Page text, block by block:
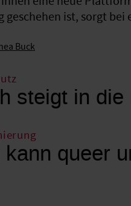
geschehen ist, sorgt
Buck
steigt in
kann queer